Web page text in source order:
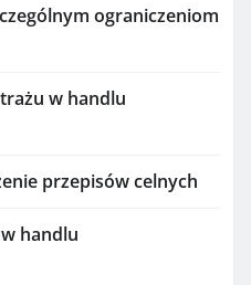
ograniczeniom
w handlu
przepisów celnych
handlu